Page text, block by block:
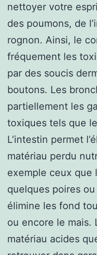
nettoyer votre
des poumons, de
rognon. Ainsi, le
fréquement les
par des soucis
boutons. Les
partiellement les
toxiques tels que
L’intestin permet
matériau perdu
exemple ceux que
quelques poires
élimine les fond
ou encore le mais.
matériau acides